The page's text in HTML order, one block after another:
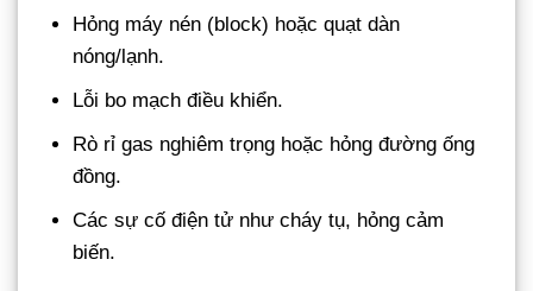
Hỏng máy nén (block) hoặc quạt dàn
nóng/lạnh.
Lỗi bo mạch điều khiển.
Rò rỉ gas nghiêm trọng hoặc hỏng đường ống
đồng.
Các sự cố điện tử như cháy tụ, hỏng cảm
biến.